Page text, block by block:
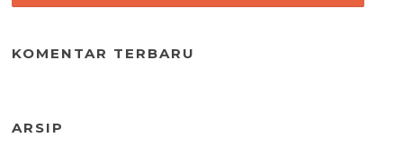
KOMENTAR TERBARU
ARSIP